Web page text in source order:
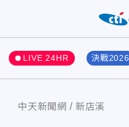
LIVE 24HR 決戰2026
中天新聞網 新店溪